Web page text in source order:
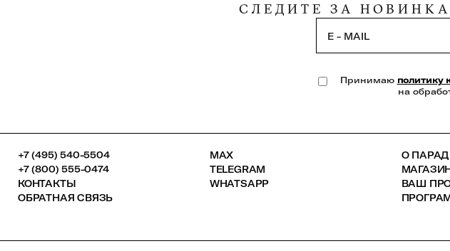
СЛЕДИТЕ ЗА
E - MAIL
Принимаю политику
на
+7 (495) 540-5504
+7 (800) 555-0474
КОНТАКТЫ
ОБРАТНАЯ СВЯЗЬ
MAX
TELEGRAM
WHATSAPP
О ПАРАД
ВАШ